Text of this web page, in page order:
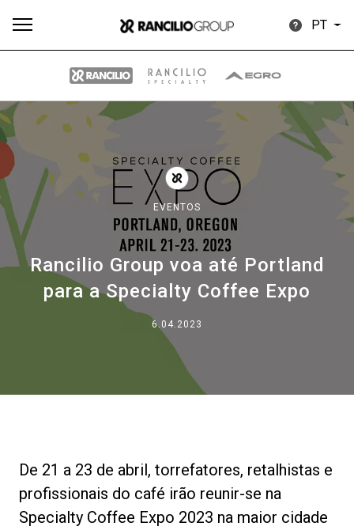
PT
EVENTOS
Rancilio Group voa até Portland
para a Specialty Coffee Expo
6.04.2023
De 21 a 23 de abril, torrefatores, retalhistas e
profissionais do café irão reunir-se na
Specialty Coffee Expo 2023 na maior cidade
Mais
Our brands
Nossos laboratórios